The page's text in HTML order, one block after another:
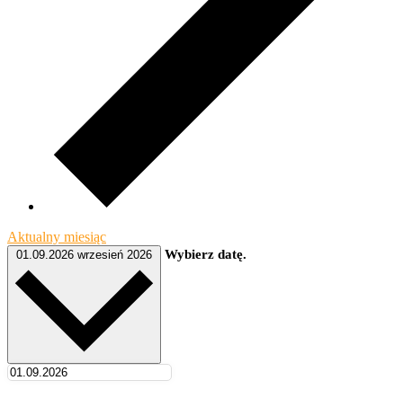
Aktualny miesiąc
01.09.2026 wrzesień 2026 Wybierz datę.